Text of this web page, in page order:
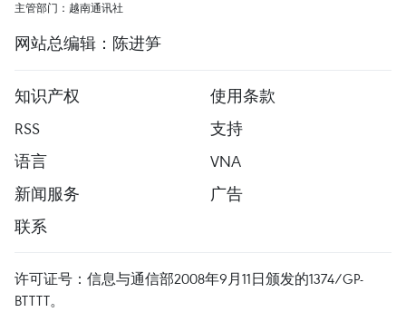
主管部门：越南通讯社
网站总编辑：陈进笋
知识产权
使用条款
RSS
支持
语言
VNA
新闻服务
广告
联系
许可证号：信息与通信部2008年9月11日颁发的1374/GP-
BTTTT。